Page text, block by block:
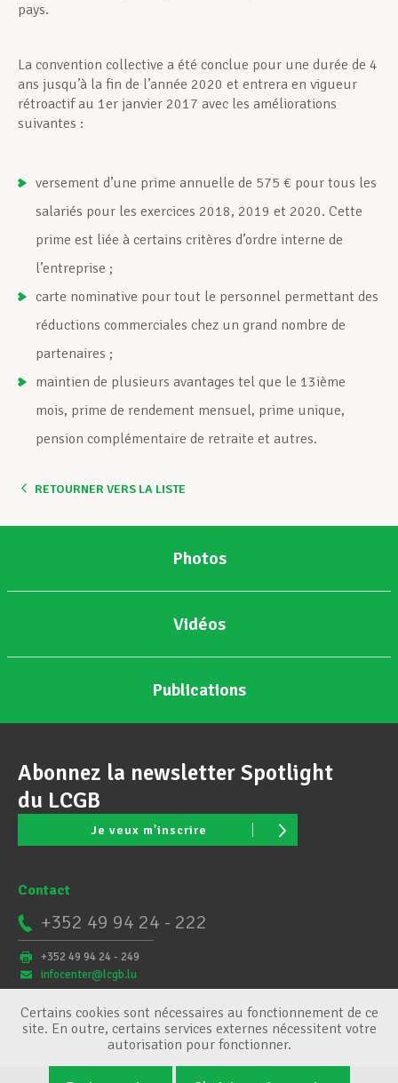
pays.
La convention collective a été conclue pour une durée de 4
ans jusqu’à la fin de l’année 2020 et entrera en vigueur
rétroactif au 1er janvier 2017 avec les améliorations
suivantes :
versement d’une prime annuelle de 575 € pour tous les
salariés pour les exercices 2018, 2019 et 2020. Cette
prime est liée à certains critères d’ordre interne de
l’entreprise ;
carte nominative pour tout le personnel permettant des
réductions commerciales chez un grand nombre de
partenaires ;
maintien de plusieurs avantages tel que le 13ième
mois, prime de rendement mensuel, prime unique,
pension complémentaire de retraite et autres.
RETOURNER VERS LA LISTE
Photos
Vidéos
Publications
Abonnez la newsletter Spotlight
du LCGB
Je veux m'inscrire
Contact
+352 49 94 24 - 222
+352 49 94 24 - 249
infocenter@lcgb.lu
Certains cookies sont nécessaires au fonctionnement de ce
site. En outre, certains services externes nécessitent votre
autorisation pour fonctionner.